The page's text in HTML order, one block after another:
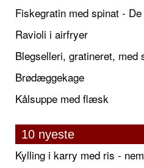
Fiskegratin med spinat -
Ravioli i airfryer
Blegselleri, gratineret, med
Brødæggekage
Kålsuppe med flæsk
10 nyeste
Kylling i karry med ris -